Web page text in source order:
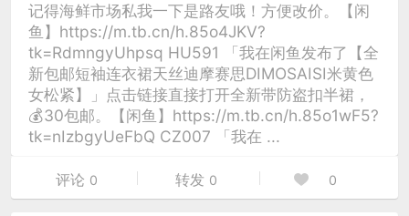
记得海鲜市场私我一下是路友哦！方便改价。【闲
鱼】https://m.tb.cn/h.85o4JKV?
tk=RdmngyUhpsq HU591 「我在闲鱼发布了【全
新包邮短袖连衣裙天丝迪摩赛思DIMOSAISI米黄色
女松紧】」点击链接直接打开全新带防盗扣半裙，
💰30包邮。【闲鱼】https://m.tb.cn/h.85o1wF5?
tk=nIzbgyUeFbQ CZ007 「我在 ...
评论 0 转发 0 0